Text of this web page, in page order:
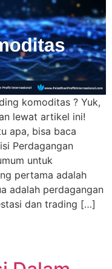
komoditas ? Yuk,
lewat artikel ini!
apa, bisa baca
Perdagangan
untuk
pertama adalah
adalah perdagangan
dan trading […]